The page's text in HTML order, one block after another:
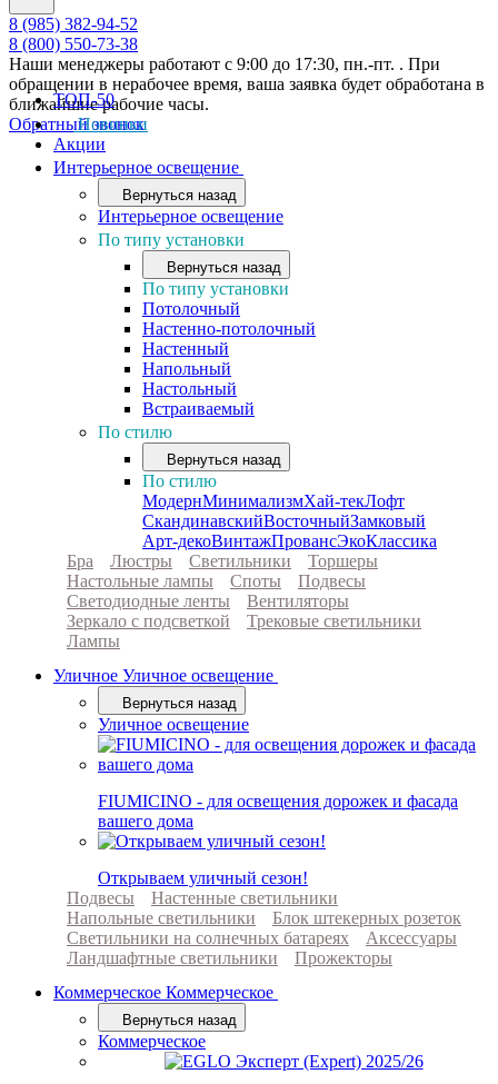
8 (985) 382-94-52
8 (800) 550-73-38
Наши менеджеры работают с 9:00 до 17:30, пн.-пт. . При
обращении в нерабочее время, ваша заявка будет обработана в
ближайшие рабочие часы.
Обратный звонок
ТОП-50
Новинки
Акции
Интерьерное освещение
Вернуться назад
Интерьерное освещение
По типу установки
Вернуться назад
По типу установки
Потолочный
Настенно-потолочный
Настенный
Напольный
Настольный
Встраиваемый
По стилю
Вернуться назад
По стилю
МодернМинимализмХай-текЛофт
СкандинавскийВосточныйЗамковый
Арт-декоВинтажПровансЭкоКлассика
Бра
Люстры Светильники
Торшеры
Настольные лампы
Споты
Подвесы
Светодиодные ленты
Вентиляторы
Зеркало с подсветкой
Трековые светильники
Лампы
Уличное Уличное освещение
Вернуться назад
Уличное освещение
FIUMICINO - для освещения дорожек и фасада
вашего дома
Открываем уличный сезон!
Подвесы
Настенные светильники
Напольные светильники
Блок штекерных розеток
Светильники на солнечных батареях
Аксессуары
Ландшафтные светильники
Прожекторы
Коммерческое Коммерческое
Вернуться назад
Коммерческое